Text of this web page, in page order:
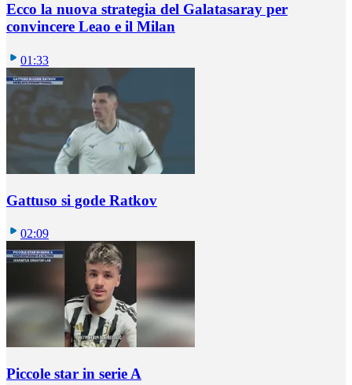
Ecco la nuova strategia del Galatasaray per
convincere Leao e il Milan
01:33
Gattuso si gode Ratkov
02:09
Piccole star in serie A